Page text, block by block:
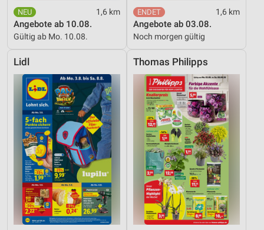
1,6 km
Angebote ab 10.08.
Gültig ab Mo. 10.08.
1,6 km
Angebote ab 03.08.
Noch morgen gültig
Lidl Thomas Philipps